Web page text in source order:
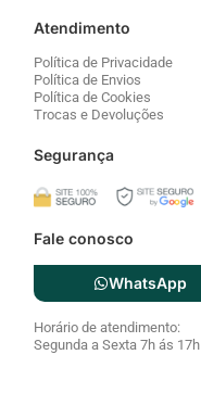
Atendimento
Política de Privacidade
Política de Envios
Política de Cookies
Trocas e Devoluções
Segurança
Fale conosco
WhatsApp
Horário de atendimento:
Segunda a Sexta 7h ás 17h